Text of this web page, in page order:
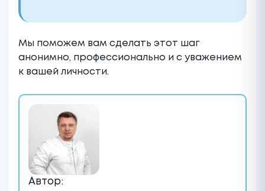
Мы поможем вам сделать этот шаг
анонимно, профессионально и с уважением
к вашей личности.
Автор: